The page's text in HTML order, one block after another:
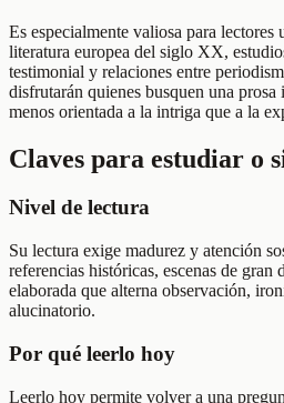
Es especialmente valiosa para lectores
literatura europea del siglo XX,
testimonial y relaciones entre
disfrutarán quienes busquen una prosa
menos orientada a la intriga que a la
Claves para estudiar o
Nivel de lectura
Su lectura exige madurez y atención
referencias históricas, escenas de gran
elaborada que alterna observación,
alucinatorio.
Por qué leerlo hoy
Leerlo hoy permite volver a una